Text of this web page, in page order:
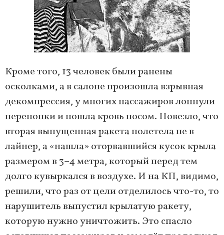
Кроме того, 13 человек были ранены
осколками, а в салоне произошла взрывная
декомпрессия, у многих пассажиров лопнули
перепонки и пошла кровь носом. Повезло, что
вторая выпущенная ракета полетела не в
лайнер, а «нашла» оторвавшийся кусок крыла
размером в 3–4 метра, который перед тем
долго кувыркался в воздухе. И на КП, видимо,
решили, что раз от цели отделилось что-то, то
нарушитель выпустил крылатую ракету,
которую нужно уничтожить. Это спасло